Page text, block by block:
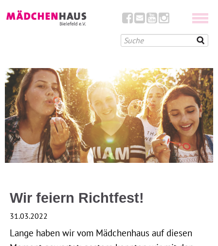
Wir feiern Richtfest!
31.03.2022
Lange haben wir vom Mädchenhaus auf diesen